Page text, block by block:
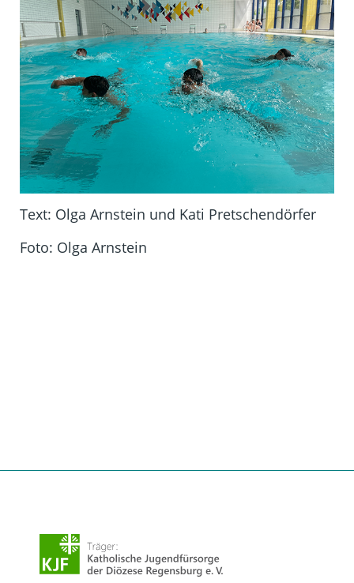
Text: Olga Arnstein und Kati Pretschendörfer
Foto: Olga Arnstein